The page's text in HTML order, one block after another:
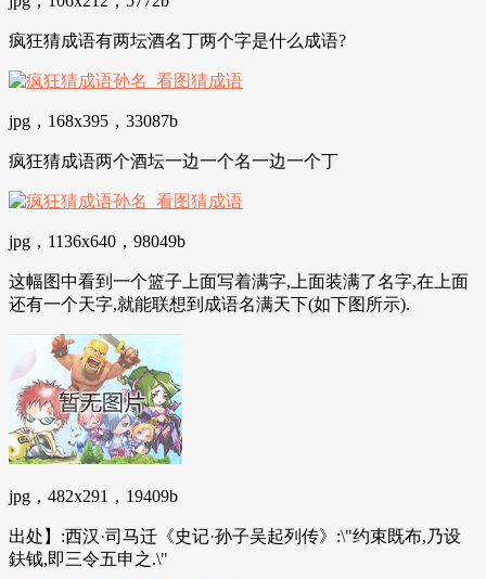
疯狂猜成语有两坛酒名丁两个字是什么成语?
jpg，168x395，33087b
疯狂猜成语两个酒坛一边一个名一边一个丁
jpg，1136x640，98049b
这幅图中看到一个篮子上面写着满字,上面装满了名字,在上面
还有一个天字,就能联想到成语名满天下(如下图所示).
jpg，482x291，19409b
出处】:西汉·司马迁《史记·孙子吴起列传》:\"约束既布,乃设
鈇钺,即三令五申之.\"